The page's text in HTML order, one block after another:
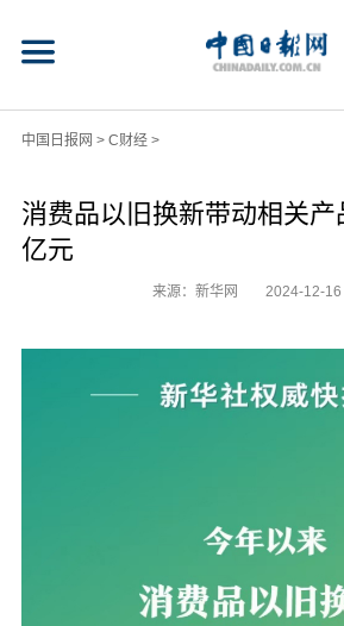
中国日报网 > C财经>
消费品以旧换新带动相关
亿元
来源：新华网 2024-12-16